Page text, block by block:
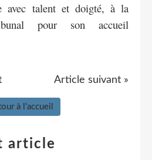
avec talent et doigté, à la
pour son accueil
Article suivant »
à l'accueil
article